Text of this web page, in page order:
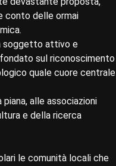
conto delle ormai
soggetto attivo e
sul riconoscimento
quale cuore centrale
alle associazioni
e della ricerca
le comunità locali che